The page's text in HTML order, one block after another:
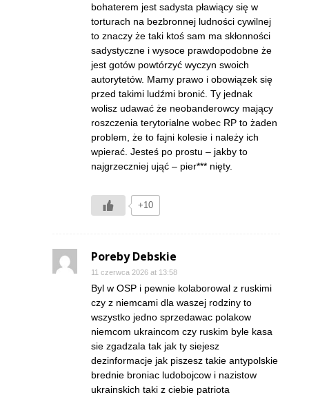
bohaterem jest sadysta pławiący się w
torturach na bezbronnej ludności cywilnej
to znaczy że taki ktoś sam ma skłonności
sadystyczne i wysoce prawdopodobne że
jest gotów powtórzyć wyczyn swoich
autorytetów. Mamy prawo i obowiązek się
przed takimi ludźmi bronić. Ty jednak
wolisz udawać że neobanderowcy mający
roszczenia terytorialne wobec RP to żaden
problem, że to fajni kolesie i należy ich
wpierać. Jesteś po prostu – jakby to
najgrzeczniej ująć – pier*** nięty.
+10
Poreby Debskie
11 czerwca 2026 at 13:58
Byl w OSP i pewnie kolaborowal z ruskimi
czy z niemcami dla waszej rodziny to
wszystko jedno sprzedawac polakow
niemcom ukraincom czy ruskim byle kasa
sie zgadzala tak jak ty siejesz
dezinformacje jak piszesz takie antypolskie
brednie broniac ludobojcow i nazistow
ukrainskich taki z ciebie patriota